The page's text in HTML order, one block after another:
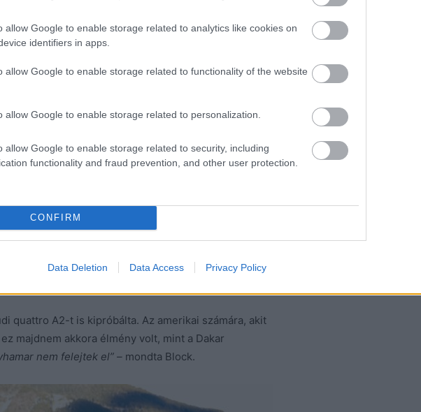
allow Google to enable storage related to analytics like cookies on
identifiers in apps.
allow Google to enable storage related to functionality of the website
allow Google to enable storage related to personalization.
allow Google to enable storage related to security, including
functionality and fraud prevention, and other user protection.
CONFIRM
Data Deletion Data Access Privacy Policy
quattro A2-t is kipróbálta. Az amerikai számára, akit
majdnem akkora élmény volt, mint a Dakar
nem felejtek el” – mondta Block.